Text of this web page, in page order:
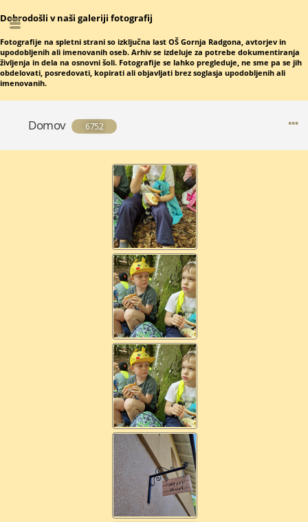
Dobrodošli v naši galeriji fotografij
Fotografije na spletni strani so izključna last OŠ Gornja Radgona, avtorjev in
upodobljenih ali imenovanih oseb. Arhiv se izdeluje za potrebe dokumentiranja
življenja in dela na osnovni šoli. Fotografije se lahko pregleduje, ne sme pa se jih
obdelovati, posredovati, kopirati ali objavljati brez soglasja upodobljenih ali
imenovanih.
Domov 6752